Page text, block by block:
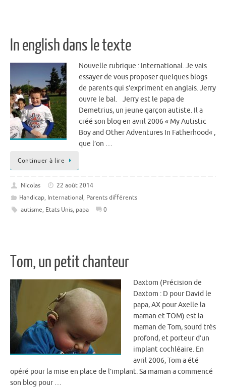
In english dans le texte
Nouvelle rubrique : International. Je vais
essayer de vous proposer quelques blogs
de parents qui s’expriment en anglais. Jerry
ouvre le bal. Jerry est le papa de
Demetrius, un jeune garçon autiste. Il a
créé son blog en avril 2006 « My Autistic
Boy and Other Adventures In Fatherhood« ,
que l’on …
Continuer à lire
Nicolas
22 août 2014
Handicap, International, Parents différents
autisme, Etats Unis, papa 0
Tom, un petit chanteur
Daxtom (Précision de
Daxtom : D pour David le
papa, AX pour Axelle la
maman et TOM) est la
maman de Tom, sourd très
profond, et porteur d’un
implant cochléaire. En
avril 2006, Tom a été
opéré pour la mise en place de l’implant. Sa maman a commencé
son blog pour …